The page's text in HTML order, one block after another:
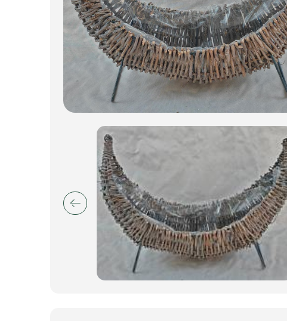
Товары для флористов
Пакеты для цветов и подарков
Искусственные цветы и растения
Декоративные вазы, кашпо
Фоамиран
Игрушки мягкие
Изделия из металла
Сухоцветы